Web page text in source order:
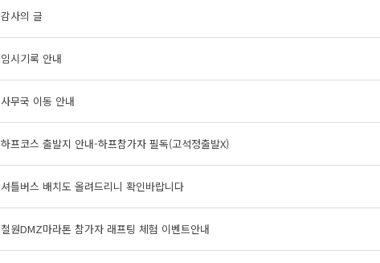
감사의 글
임시기록 안내
사무국 이동 안내
하프코스 출발지 안내-하프참가자 필독(고석정출발X)
셔틀버스 배치도 올려드리니 확인바랍니다
철원DMZ마라톤 참가자 래프팅 체험 이벤트안내